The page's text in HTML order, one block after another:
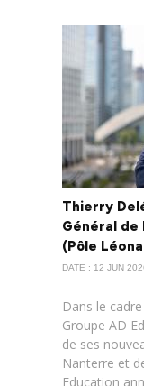
Thierry
Général de
(Pôle
DATE : 12 JUN
Dans le
Groupe AD
de ses
Nanterre et
Education